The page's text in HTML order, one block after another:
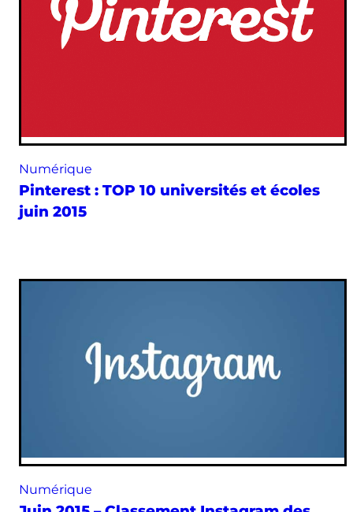
Numérique
Pinterest : TOP 10 universités et écoles
juin 2015
Numérique